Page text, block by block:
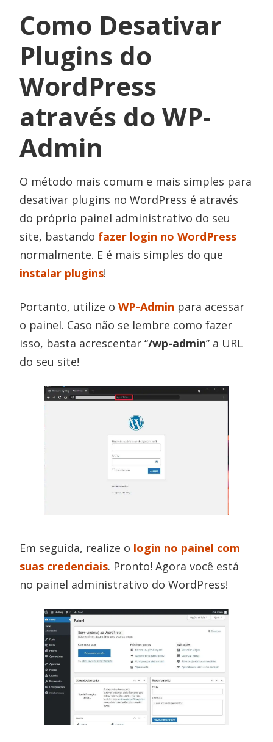
Como Desativar
Plugins do
WordPress
através do WP-
Admin
O método mais comum e mais simples para
desativar plugins no WordPress é através
do próprio painel administrativo do seu
site, bastando fazer login no WordPress
normalmente. E é mais simples do que
instalar plugins!
Portanto, utilize oWP-Admin para acessar
o painel. Caso não se lembre como fazer
isso, basta acrescentar “/wp-admin” a URL
do seu site!
Em seguida, realize o login no painel com
suas credenciais. Pronto! Agora você está
no painel administrativo do WordPress!